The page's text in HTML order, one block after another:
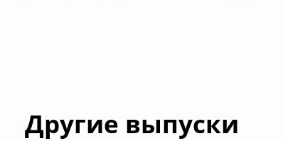
Другие выпуски